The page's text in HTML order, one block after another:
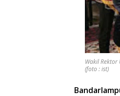
Wakil
(foto : ist)